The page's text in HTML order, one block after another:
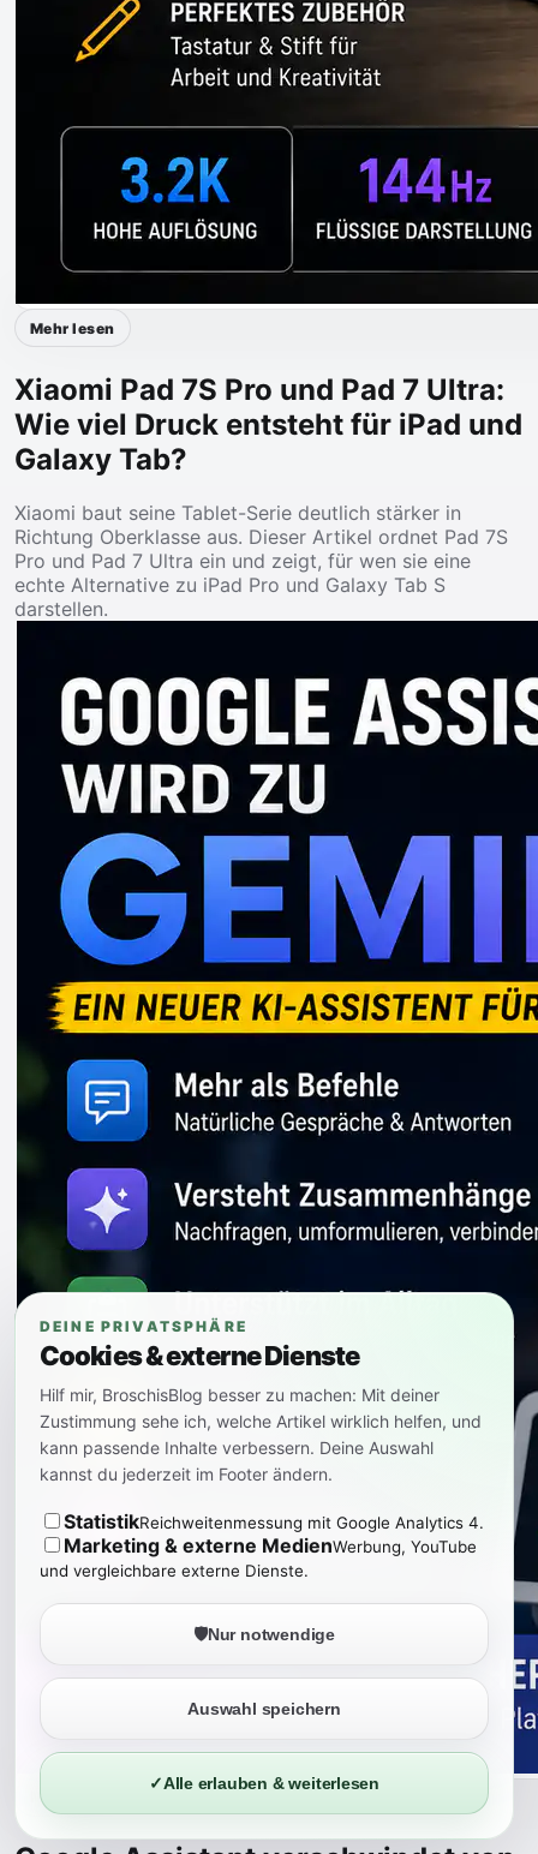
Mehr lesen
Xiaomi Pad 7S Pro und Pad 7 Ultra:
Wie viel Druck entsteht für iPad und
Galaxy Tab?
Xiaomi baut seine Tablet-Serie deutlich stärker in
Richtung Oberklasse aus. Dieser Artikel ordnet Pad 7S
Pro und Pad 7 Ultra ein und zeigt, für wen sie eine
echte Alternative zu iPad Pro und Galaxy Tab S
darstellen.
Mehr lesen
DEINE PRIVATSPHÄRE
Cookies & externe Dienste
Hilf mir, BroschisBlog besser zu machen: Mit deiner
Zustimmung sehe ich, welche Artikel wirklich helfen, und
kann passende Inhalte verbessern. Deine Auswahl
kannst du jederzeit im Footer ändern.
StatistikReichweitenmessung mit Google Analytics 4.
Marketing & externe MedienWerbung, YouTube
und vergleichbare externe Dienste.
🛡️Nur notwendige
Auswahl speichern
✓Alle erlauben & weiterlesen